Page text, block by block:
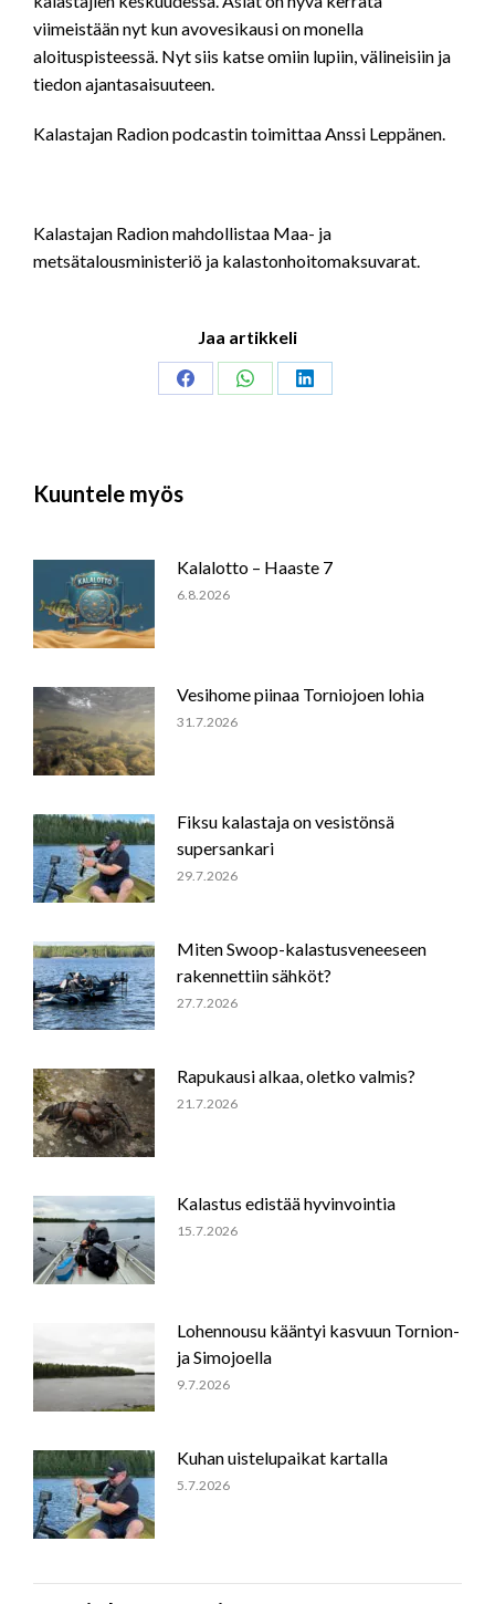
EMBED
viimeistään nyt kun avovesikausi on monella
aloituspisteessä. Nyt siis katse omiin lupiin, välineisiin ja
tiedon ajantasaisuuteen.
Kalastajan Radion podcastin toimittaa Anssi Leppänen.
Kalastajan Radion mahdollistaa Maa- ja
metsätalousministeriö ja kalastonhoitomaksuvarat.
Jaa artikkeli
Share
Share
Share
Kuuntele myös
Kalalotto – Haaste 7
6.8.2026
Vesihome piinaa Torniojoen lohia
31.7.2026
Fiksu kalastaja on vesistönsä
supersankari
29.7.2026
Miten Swoop-kalastusveneeseen
rakennettiin sähköt?
27.7.2026
Rapukausi alkaa, oletko valmis?
21.7.2026
Kalastus edistää hyvinvointia
15.7.2026
Lohennousu kääntyi kasvuun Tornion-
ja Simojoella
9.7.2026
Kuhan uistelupaikat kartalla
5.7.2026